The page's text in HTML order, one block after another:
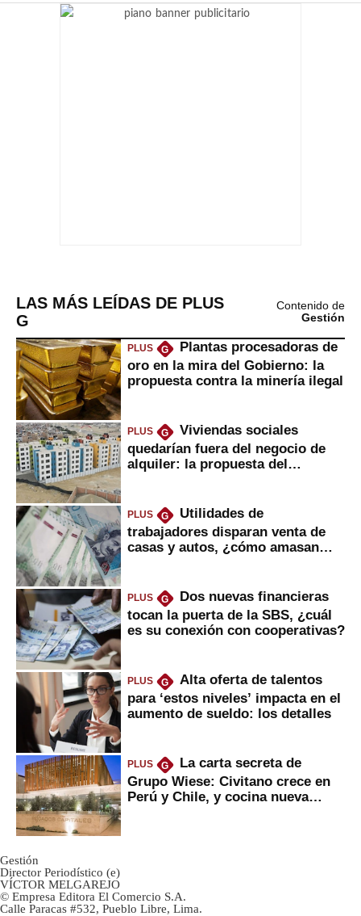
LAS MÁS LEÍDAS DE PLUS
G
Contenido de
Gestión
PLUS G
Plantas procesadoras de
oro en la mira del Gobierno: la
propuesta contra la minería ilegal
PLUS G
Viviendas sociales
quedarían fuera del negocio de
alquiler: la propuesta del
PLUS G
Utilidades de
trabajadores disparan venta de
casas y autos, ¿cómo amasan
PLUS G
Dos nuevas financieras
tocan la puerta de la SBS, ¿cuál
es su conexión con cooperativas?
PLUS G
Alta oferta de talentos
para ‘estos niveles’ impacta en el
aumento de sueldo: los detalles
PLUS G
La carta secreta de
Grupo Wiese: Civitano crece en
Perú y Chile, y cocina nueva
Gestión
Director Periodístico (e)
VÍCTOR MELGAREJO
© Empresa Editora El Comercio S.A.
Calle Paracas #532, Pueblo Libre, Lima.